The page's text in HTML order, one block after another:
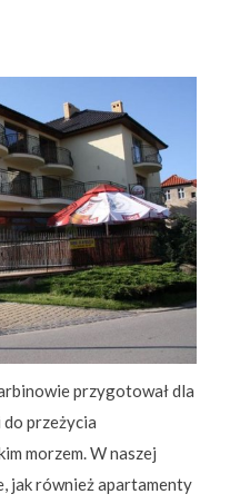
przygotował dla
przeżycia
morzem. W naszej
jak również apartamenty